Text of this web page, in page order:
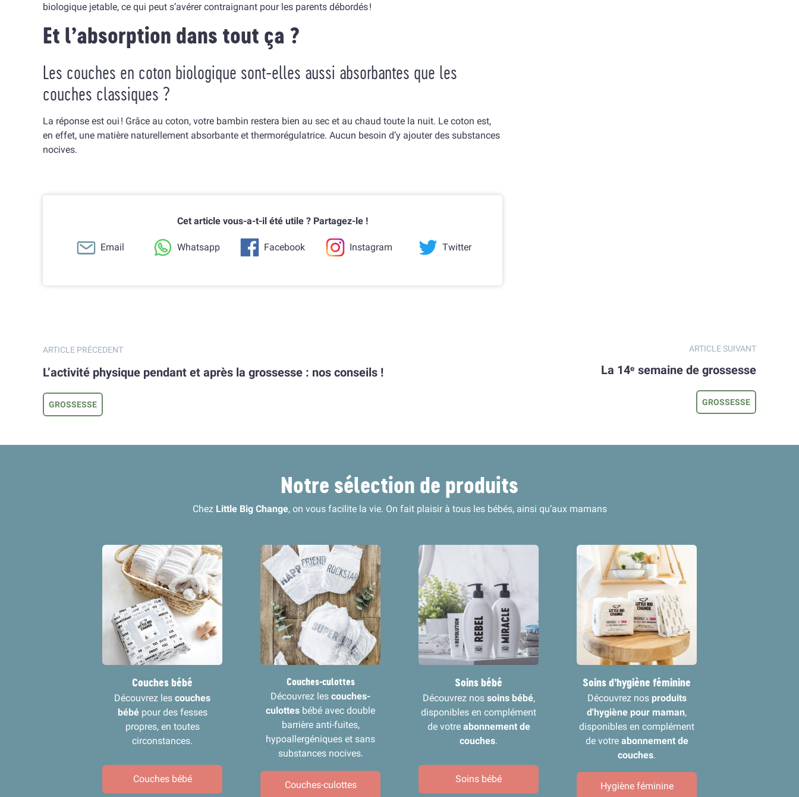
biologique jetable, ce qui peut s’avérer contraignant pour les parents débordés !
Et l’absorption dans tout ça ?
Les couches en coton biologique sont-elles aussi absorbantes que les
couches classiques ?
La réponse est oui ! Grâce au coton, votre bambin restera bien au sec et au chaud toute la nuit. Le coton est,
en effet, une matière naturellement absorbante et thermorégulatrice. Aucun besoin d’y ajouter des substances
nocives.
Cet article vous-a-t-il été utile ? Partagez-le !
Email Whatsapp Facebook Instagram Twitter
ARTICLE PRÉCEDENT
L’activité physique pendant et après la grossesse : nos conseils !
GROSSESSE
ARTICLE SUIVANT
La 14ᵉ semaine de grossesse
GROSSESSE
Notre sélection de produits
Chez Little Big Change, on vous facilite la vie. On fait plaisir à tous les bébés, ainsi qu’aux mamans
Couches bébé
Découvrez les couches
bébépour des fesses
propres, en toutes
circonstances.
Couches bébé
Couches-culottes
Découvrez les couches-
culottes bébé avec double
barrière anti-fuites,
hypoallergéniques et sans
substances nocives.
Couches-culottes
Soins bébé
Découvrez nos soins bébé,
disponibles en complément
de votre abonnement de
couches.
Soins bébé
Soins d’hygiène féminine
Découvrez nos produits
d'hygiène pour maman,
disponibles en complément
de votre abonnement de
couches.
Hygiène féminine